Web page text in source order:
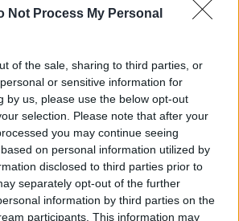
Not Process My Personal
of the sale, sharing to third parties, or
or sensitive information for
by us, please use the below opt-out
selection. Please note that after your
you may continue seeing
on personal information utilized by
disclosed to third parties prior to
separately opt-out of the further
information by third parties on the
participants. This information may
Η Τεχνητή
κάνει το κράτος
απλώς πιο ψηφιακό;